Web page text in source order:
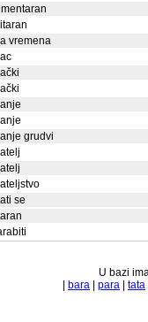
vremena
grudvi
se
U bazi
bara para tata